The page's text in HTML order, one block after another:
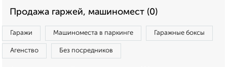
Продажа гаржей, машиномест (0)
Гаражи Машиноместа в паркинге Гаражные боксы
Агенство Без посредников